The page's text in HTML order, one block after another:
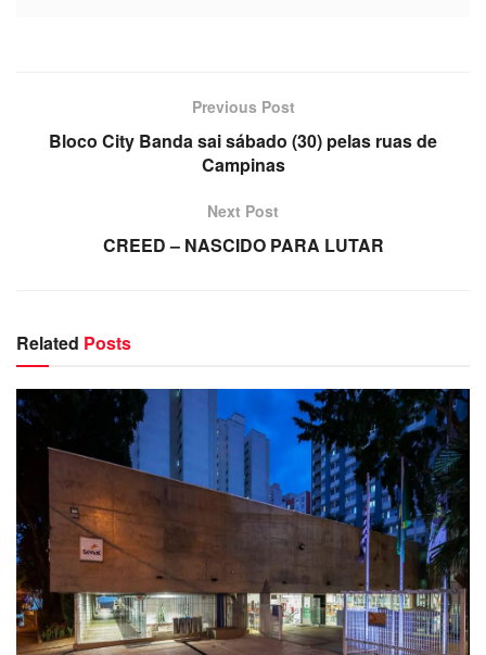
Previous Post
Bloco City Banda sai sábado (30) pelas ruas de
Campinas
Next Post
CREED – NASCIDO PARA LUTAR
Related Posts